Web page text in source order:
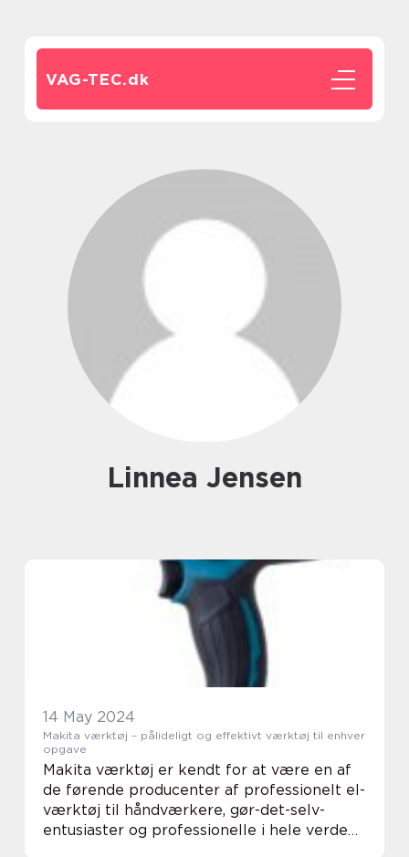
VAG-TEC.dk
Linnea Jensen
14 May 2024
Makita værktøj – pålideligt og effektivt værktøj til enhver
opgave
Makita værktøj er kendt for at være en af
de førende producenter af professionelt el-
værktøj til håndværkere, gør-det-selv-
entusiaster og professionelle i hele verden.